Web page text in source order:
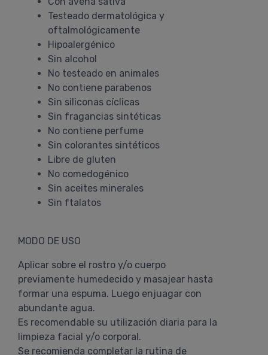
Testeado dermatológica y
oftalmológicamente
Hipoalergénico
Sin alcohol
No testeado en animales
No contiene parabenos
Sin siliconas cíclicas
Sin fragancias sintéticas
No contiene perfume
Sin colorantes sintéticos
Libre de gluten
No comedogénico
Sin aceites minerales
Sin ftalatos
MODO DE USO
Aplicar sobre el rostro y/o cuerpo
previamente humedecido y masajear hasta
formar una espuma. Luego enjuagar con
abundante agua.
Es recomendable su utilización diaria para la
limpieza facial y/o corporal.
Se recomienda completar la rutina de